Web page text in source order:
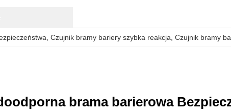
, Czujnik bramy bariery szybka reakcja , Czujnik bramy
brama barierowa